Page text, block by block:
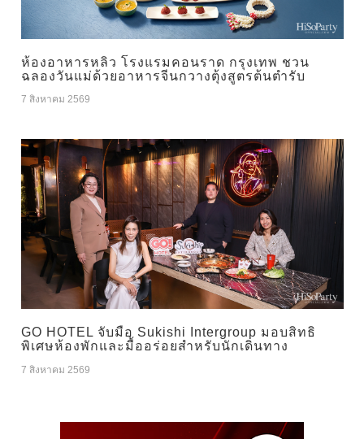
ห้องอาหารหลิว โรงแรมคอนราด กรุงเทพ ชวน
ฉลองวันแม่ด้วยอาหารจีนกวางตุ้งสูตรต้นตำรับ
7 สิงหาคม 2569
GO HOTEL จับมือ Sukishi Intergroup มอบสิทธิ
พิเศษห้องพักและมื้ออร่อยสำหรับนักเดินทาง
7 สิงหาคม 2569